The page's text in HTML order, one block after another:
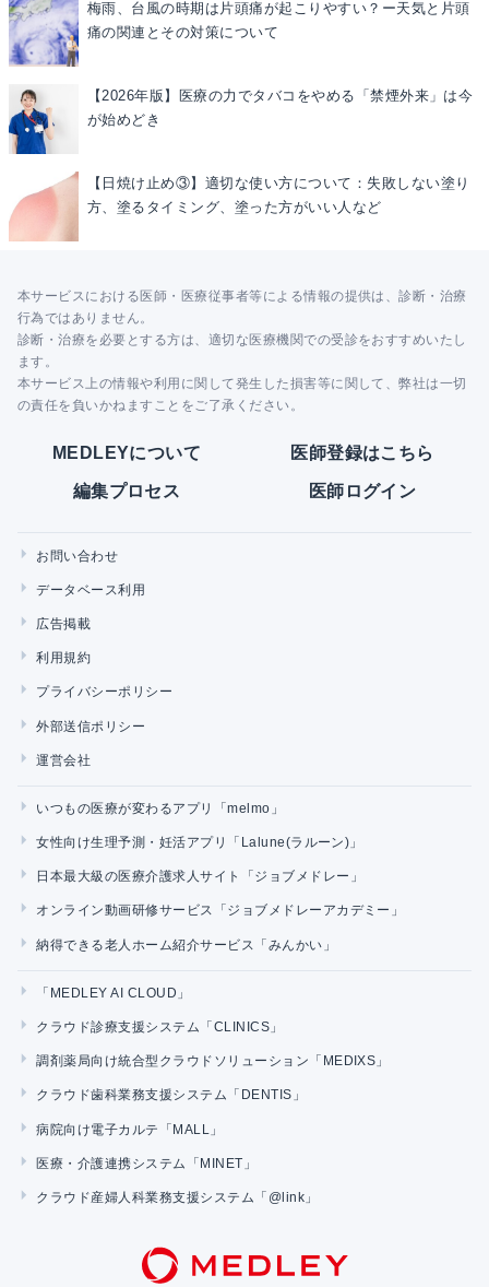
梅雨、台風の時期は片頭痛が起こりやすい？ー天気と片頭
痛の関連とその対策について
【2026年版】医療の力でタバコをやめる「禁煙外来」は今
が始めどき
【日焼け止め③】適切な使い方について：失敗しない塗り
方、塗るタイミング、塗った方がいい人など
本サービスにおける医師・医療従事者等による情報の提供は、診断・治療
行為ではありません。
診断・治療を必要とする方は、適切な医療機関での受診をおすすめいたし
ます。
本サービス上の情報や利用に関して発生した損害等に関して、弊社は一切
の責任を負いかねますことをご了承ください。
MEDLEYについて 医師登録はこちら
編集プロセス 医師ログイン
お問い合わせ
データベース利用
広告掲載
利用規約
プライバシーポリシー
外部送信ポリシー
運営会社
いつもの医療が変わるアプリ「melmo」
女性向け生理予測・妊活アプリ「Lalune(ラルーン)」
日本最大級の医療介護求人サイト「ジョブメドレー」
オンライン動画研修サービス「ジョブメドレーアカデミー」
納得できる老人ホーム紹介サービス「みんかい」
「MEDLEY AI CLOUD」
クラウド診療支援システム「CLINICS」
調剤薬局向け統合型クラウドソリューション「MEDIXS」
クラウド歯科業務支援システム「DENTIS」
病院向け電子カルテ「MALL」
医療・介護連携システム「MINET」
クラウド産婦人科業務支援システム「@link」